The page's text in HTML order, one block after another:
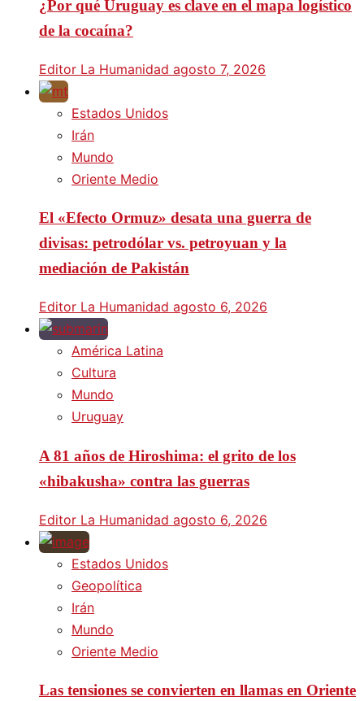
¿Por qué Uruguay es clave en el mapa logístico
de la cocaína?
Editor La Humanidad agosto 7, 2026
Estados Unidos
Irán
Mundo
Oriente Medio
El «Efecto Ormuz» desata una guerra de
divisas: petrodólar vs. petroyuan y la
mediación de Pakistán
Editor La Humanidad agosto 6, 2026
América Latina
Cultura
Mundo
Uruguay
A 81 años de Hiroshima: el grito de los
«hibakusha» contra las guerras
Editor La Humanidad agosto 6, 2026
Estados Unidos
Geopolítica
Irán
Mundo
Oriente Medio
Las tensiones se convierten en llamas en Oriente